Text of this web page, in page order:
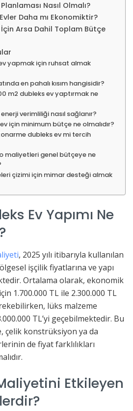
Nasıl Olmalı?
Daha mı Ekonomiktir?
İçin Arsa Dahil Toplam Bütçe
yapmak için ruhsat almak
en pahalı kısım hangisidir?
m2 dubleks ev yaptırmak ne
verimliliği nasıl sağlanır?
için minimum bütçe ne olmalıdır?
dubleks ev mi tercih
maliyetleri genel bütçeye ne
çizimi için mimar desteği almak
Ev Yapımı Ne
, 2025 yılı itibarıyla kullanılan
işçilik fiyatlarına ve yapı
Ortalama olarak, ekonomik
1.700.000 TL ile 2.300.000 TL
lüks malzeme
TL’yi geçebilmektedir. Bu
çelik konstrüksiyon ya da
de fiyat farklılıkları
Etkileyen